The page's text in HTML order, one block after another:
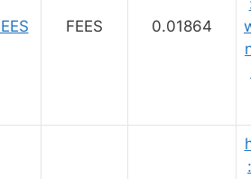
FEES 0.01864